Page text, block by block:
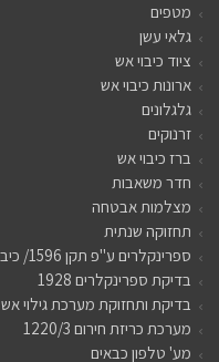
מטפים
גלאי עשן
ציוד כיבוי אש
ארונות כיבוי אש
גלגלונים
זרנוקים
ברז כיבוי אש
חדר משאבות
מצלמות אבטחה
תחזוקה שנתית
ספרינקלרים ע"פ תקן 1596/ כיבוי בקצף / מע' ערפל מים בלחץ נמוך
בדיקת ספרינקלרים 1928
בדיקת ותחזוקת מערכת גילוי אש 1220/11
מערכת כריזת חירום 1220/3
מע' טלפון כבאים